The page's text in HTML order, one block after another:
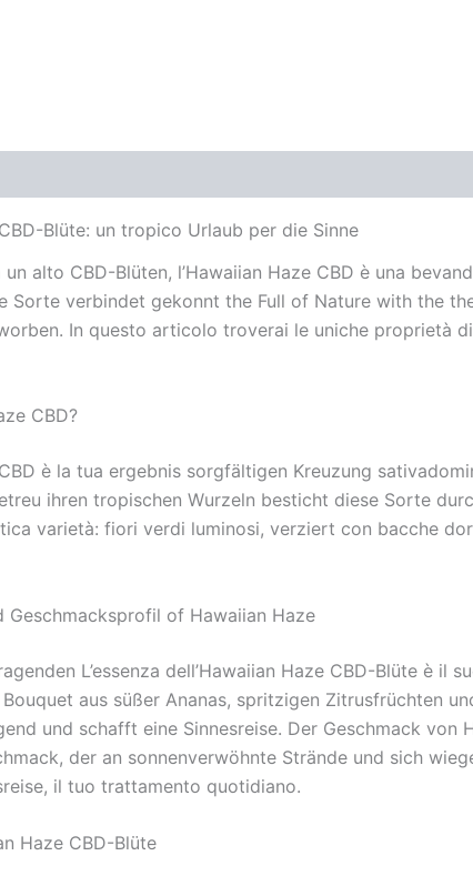
Blüte: un tropico Urlaub per die Sinne
alto CBD-Blüten, l’Hawaiian Haze CBD è una
Sorte verbindet gekonnt the Full of Nature with the
In questo articolo troverai le uniche proprietà
CBD?
è la tua ergebnis sorgfältigen Kreuzung
ihren tropischen Wurzeln besticht diese Sorte
varietà: fiori verdi luminosi, verziert con bacche
Geschmacksprofil of Hawaiian Haze
L’essenza dell’Hawaiian Haze CBD-Blüte è
aus süßer Ananas, spritzigen Zitrusfrüchten
und schafft eine Sinnesreise. Der Geschmack
der an sonnenverwöhnte Strände und sich
il tuo trattamento quotidiano.
Haze CBD-Blüte